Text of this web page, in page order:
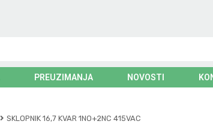
PREUZIMANJA NOVOSTI
SKLOPNIK 16,7 KVAR 1NO+2NC 415VAC